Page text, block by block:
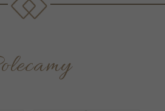
Polecamy